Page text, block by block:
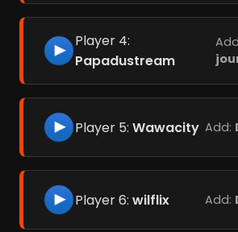
Player 4:
Papadustream
Player 5: Wawacity Add:
Player 6: wilflix Add: